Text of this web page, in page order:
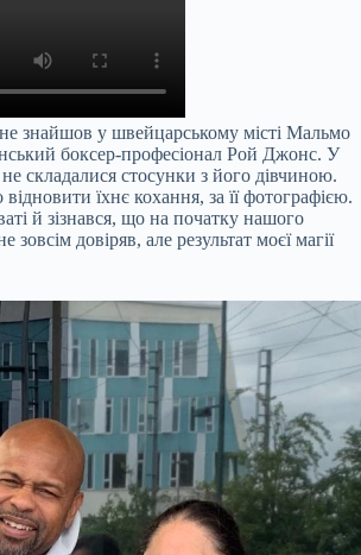
знайшов у швейцарському місті Мальмо
боксер-професіонал Рой Джонс. У
складалися стосунки з його дівчиною.
їхнє кохання, за її фотографією.
й зізнався, що на початку нашого
зовсім довіряв, але результат моєї магії